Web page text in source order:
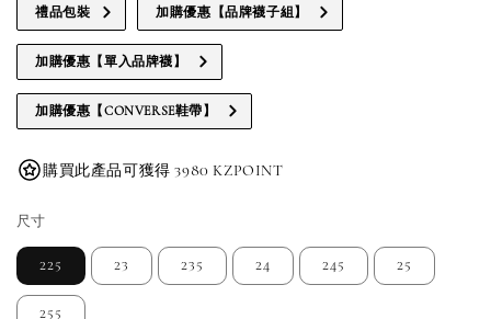
禮品包裝 加購優惠【品牌襪子組】
加購優惠【單入品牌襪】
加購優惠【CONVERSE鞋帶】
購買此產品可獲得 3980 KZPOINT
尺寸
225 23 235 24 245 25
255